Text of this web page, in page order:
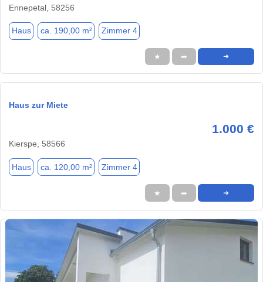
Ennepetal, 58256
Haus ca. 190,00 m² Zimmer 4
★ ➦ ➜
Haus zur Miete
1.000 €
Kierspe, 58566
Haus ca. 120,00 m² Zimmer 4
★ ➦ ➜